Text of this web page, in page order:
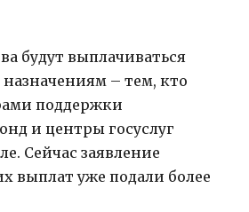
будут выплачиваться
– тем, кто
поддержки
и центры госуслуг
Сейчас заявление
выплат уже подали более